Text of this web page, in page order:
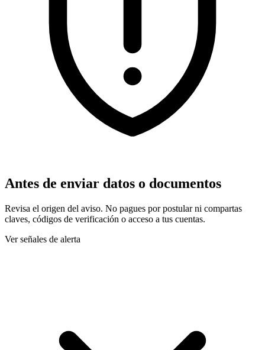
Antes de enviar datos o documentos
Revisa el origen del aviso. No pagues por postular ni compartas
claves, códigos de verificación o acceso a tus cuentas.
Ver señales de alerta